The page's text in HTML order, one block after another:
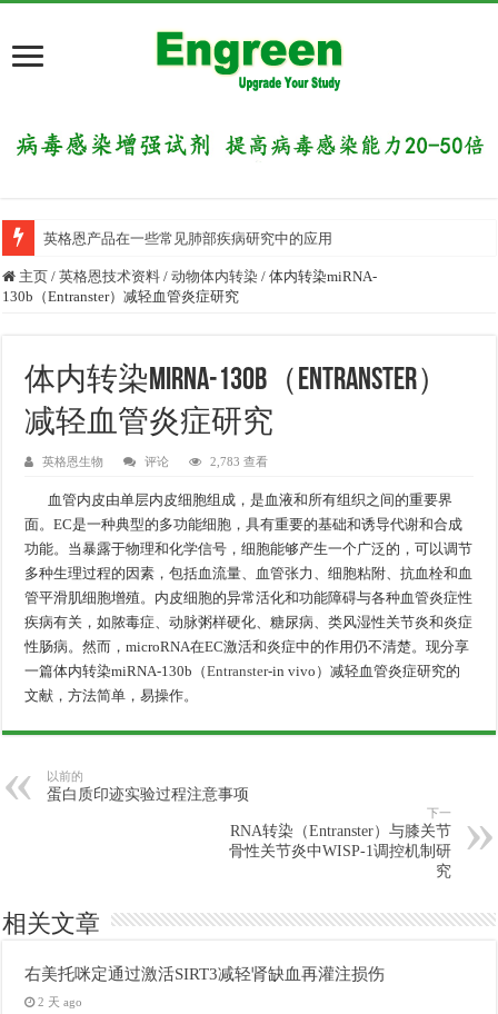
英格恩产品在一些常见肺部疾病研究中的应用
主页 / 英格恩技术资料 / 动物体内转染 / 体内转染miRNA-
130b（Entranster）减轻血管炎症研究
体内转染miRNA-130b（Entranster）
减轻血管炎症研究
英格恩生物 评论 2,783 查看
血管内皮由单层内皮细胞组成，是血液和所有组织之间的重要界
面。EC是一种典型的多功能细胞，具有重要的基础和诱导代谢和合成
功能。当暴露于物理和化学信号，细胞能够产生一个广泛的，可以调节
多种生理过程的因素，包括血流量、血管张力、细胞粘附、抗血栓和血
管平滑肌细胞增殖。内皮细胞的异常活化和功能障碍与各种血管炎症性
疾病有关，如脓毒症、动脉粥样硬化、糖尿病、类风湿性关节炎和炎症
性肠病。然而，microRNA在EC激活和炎症中的作用仍不清楚。现分享
一篇体内转染miRNA-130b（Entranster-in vivo）减轻血管炎症研究的
文献，方法简单，易操作。
以前的
蛋白质印迹实验过程注意事项
下一
RNA转染（Entranster）与膝关节
骨性关节炎中WISP-1调控机制研
究
相关文章
右美托咪定通过激活SIRT3减轻肾缺血再灌注损伤
2 天 ago